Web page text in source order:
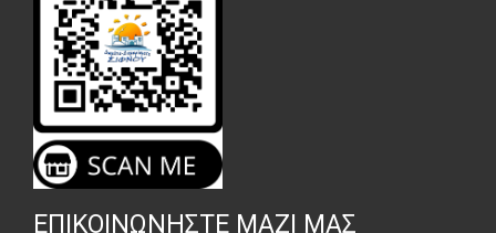
ΕΠΙΚΟΙΝΩΝΉΣΤΕ ΜΑΖΊ ΜΑΣ